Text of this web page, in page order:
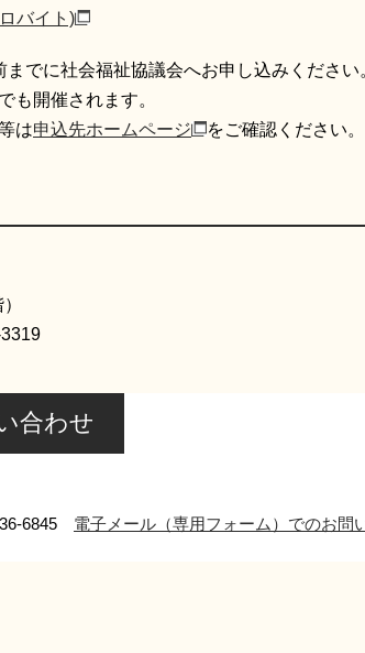
バイト)
でに社会福祉協議会へお申し込みください
も開催されます。
は申込先ホームページ をご確認ください。
合わせ
6845 電子メール（専用フォーム）でのお問